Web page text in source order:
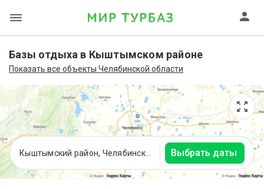
Базы отдыха в Кыштымском районе
Показать все объекты Челябинской области
Кыштымский район, Челябинская область Выбрать даты